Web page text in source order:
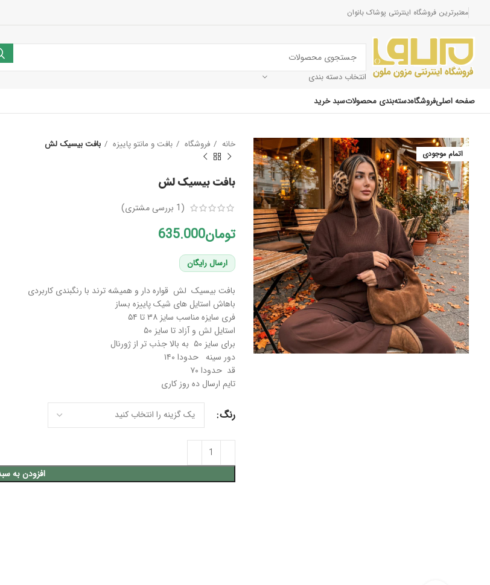
معتبرترین فروشگاه اینترنتی پوشاک بانوان
انتخاب دسته بندی
صفحه اصلیفروشگاهدسته‌بندی محصولاتسبد خرید
اتمام موجودی
خانه فروشگاه بافت و مانتو پاییزه بافت بیسیک لش
بافت بیسیک لش
(
1 بررسی مشتری)
تومان
ارسال رایگان
بافت بیسیک لش قواره دار و همیشه ترند با رنگبندی کاربردی
باهاش استایل های شیک پاییزه بساز
فری سایزه مناسب سایز ۳۸ تا ۵۴
استایل لش و آزاد تا سایز ۵۰
برای سایز ۵۰ به بالا جذب تر از ژورنال
دور سینه حدودا ۱۴۰
قد حدودا ۷۰
تایم ارسال ده روز کاری
رنگ
افزودن به